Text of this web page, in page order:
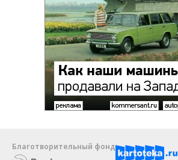
Благотворительный фонд